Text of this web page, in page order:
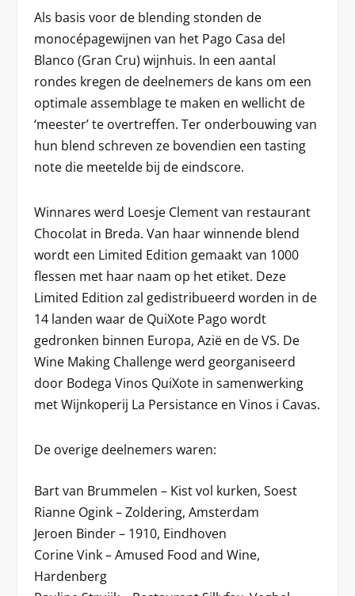
Als basis voor de blending stonden de
monocépagewijnen van het Pago Casa del
Blanco (Gran Cru) wijnhuis. In een aantal
rondes kregen de deelnemers de kans om een
optimale assemblage te maken en wellicht de
‘meester’ te overtreffen. Ter onderbouwing van
hun blend schreven ze bovendien een tasting
note die meetelde bij de eindscore.
Winnares werd Loesje Clement van restaurant
Chocolat in Breda. Van haar winnende blend
wordt een Limited Edition gemaakt van 1000
flessen met haar naam op het etiket. Deze
Limited Edition zal gedistribueerd worden in de
14 landen waar de QuiXote Pago wordt
gedronken binnen Europa, Azië en de VS. De
Wine Making Challenge werd georganiseerd
door Bodega Vinos QuiXote in samenwerking
met Wijnkoperij La Persistance en Vinos i Cavas.
De overige deelnemers waren:
Bart van Brummelen – Kist vol kurken, Soest
Rianne Ogink – Zoldering, Amsterdam
Jeroen Binder – 1910, Eindhoven
Corine Vink – Amused Food and Wine,
Hardenberg